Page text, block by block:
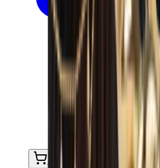
Ajouter au panier